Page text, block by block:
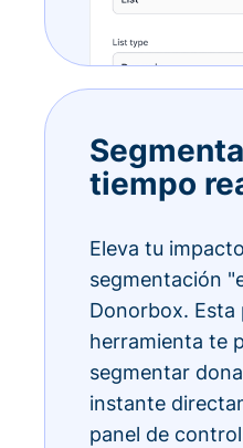
tiempo
Eleva tu
segmentación
Donorbox.
herramienta te
segmentar
instante
panel de